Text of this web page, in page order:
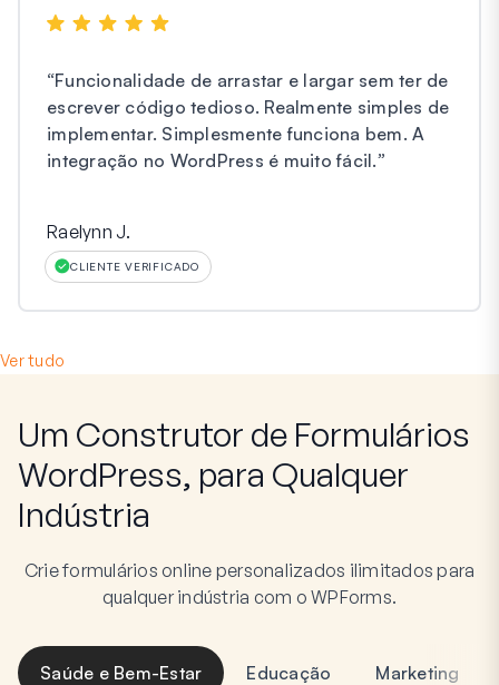
“Funcionalidade de arrastar e largar sem ter de
escrever código tedioso. Realmente simples de
implementar. Simplesmente funciona bem. A
integração no WordPress é muito fácil.”
Raelynn J.
CLIENTE VERIFICADO
Ver tudo
Um Construtor de Formulários
WordPress, para Qualquer
Indústria
Crie formulários online personalizados ilimitados para
qualquer indústria com o WPForms.
Saúde e Bem-Estar Educação Marketing